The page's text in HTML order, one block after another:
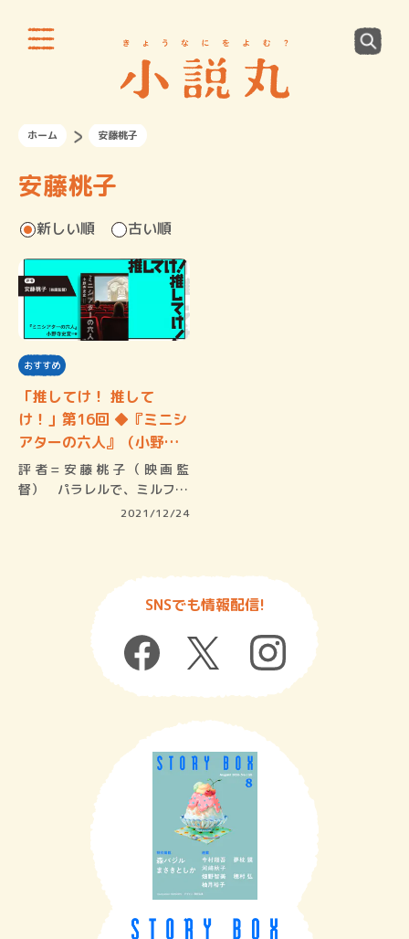
ホーム 安藤桃子
安藤桃子
新しい順 古い順
おすすめ
「推してけ！ 推して
け！」第16回 ◆『ミニシ
アターの六人』（小野寺
史…
評者=安藤桃子（映画監
督） パラレルで、ミルフィ
2021/12/24
SNSでも情報配信!